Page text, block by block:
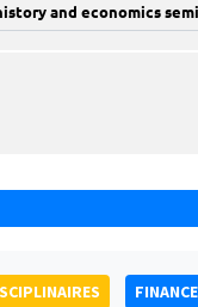
and economics